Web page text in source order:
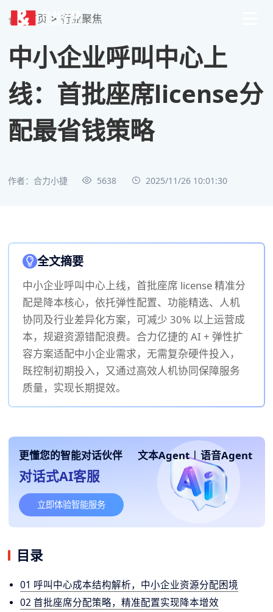
首页 > 行业聚焦
中小企业呼叫中心上
线：首批座席license分
配最省钱策略
作者：合力小捷 5638 2025/11/26 10:01:30
全文摘要
中小企业呼叫中心上线，首批座席 license 精准分
配是降本核心，依托弹性配置、功能精选、人机
协同及行业差异化方案，可减少 30% 以上运营成
本，规避资源错配浪费。合力亿捷的 AI + 弹性扩
容方案适配中小企业需求，无需复杂硬件投入，
既控制初期投入，又通过高效人机协同保障服务
质量，实现长期提效。
更懂您的智能对话伙伴 文本Agent | 语音Agent
对话式AI客服
立即体验智能服务
目录
01 呼叫中心成本结构解析，中小企业资源分配困境
02 首批座席分配策略，精准配置实现降本增效